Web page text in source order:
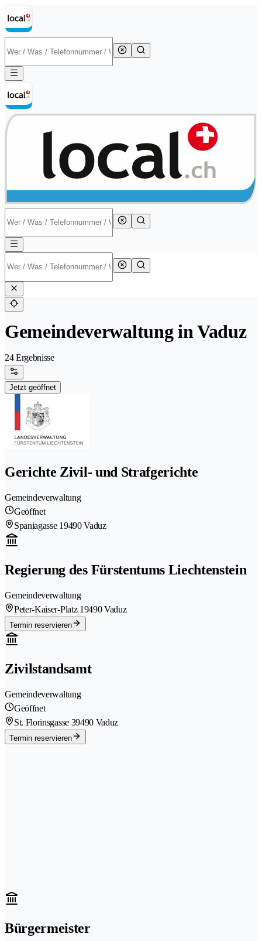
Gemeindeverwaltung in Vaduz
24 Ergebnisse
Jetzt geöffnet
Gerichte Zivil- und Strafgerichte
Gemeindeverwaltung
Geöffnet
Spaniagasse 19490 Vaduz
Regierung des Fürstentums Liechtenstein
Gemeindeverwaltung
Peter-Kaiser-Platz 19490 Vaduz
Termin reservieren
Zivilstandsamt
Gemeindeverwaltung
Geöffnet
St. Florinsgasse 39490 Vaduz
Termin reservieren
Bürgermeister